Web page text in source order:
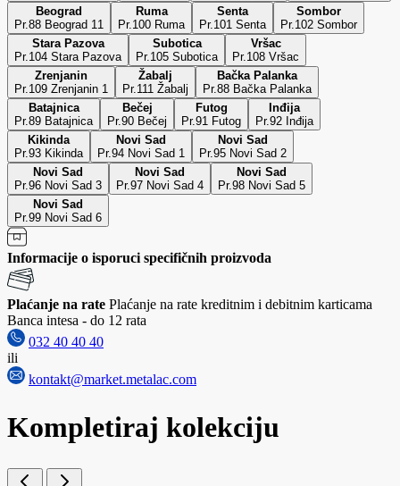
Beograd
Pr.88 Beograd 11
Ruma
Pr.100 Ruma
Senta
Pr.101 Senta
Sombor
Pr.102 Sombor
Stara Pazova
Pr.104 Stara Pazova
Subotica
Pr.105 Subotica
Vršac
Pr.108 Vršac
Zrenjanin
Pr.109 Zrenjanin 1
Žabalj
Pr.111 Žabalj
Bačka Palanka
Pr.88 Bačka Palanka
Batajnica
Pr.89 Batajnica
Bečej
Pr.90 Bečej
Futog
Pr.91 Futog
Inđija
Pr.92 Inđija
Kikinda
Pr.93 Kikinda
Novi Sad
Pr.94 Novi Sad 1
Novi Sad
Pr.95 Novi Sad 2
Novi Sad
Pr.96 Novi Sad 3
Novi Sad
Pr.97 Novi Sad 4
Novi Sad
Pr.98 Novi Sad 5
Novi Sad
Pr.99 Novi Sad 6
Informacije o isporuci specifičnih proizvoda
Plaćanje na rate Plaćanje na rate kreditnim i debitnim karticama
Banca intesa - do 12 rata
032 40 40 40
ili
kontakt@market.metalac.com
Kompletiraj kolekciju